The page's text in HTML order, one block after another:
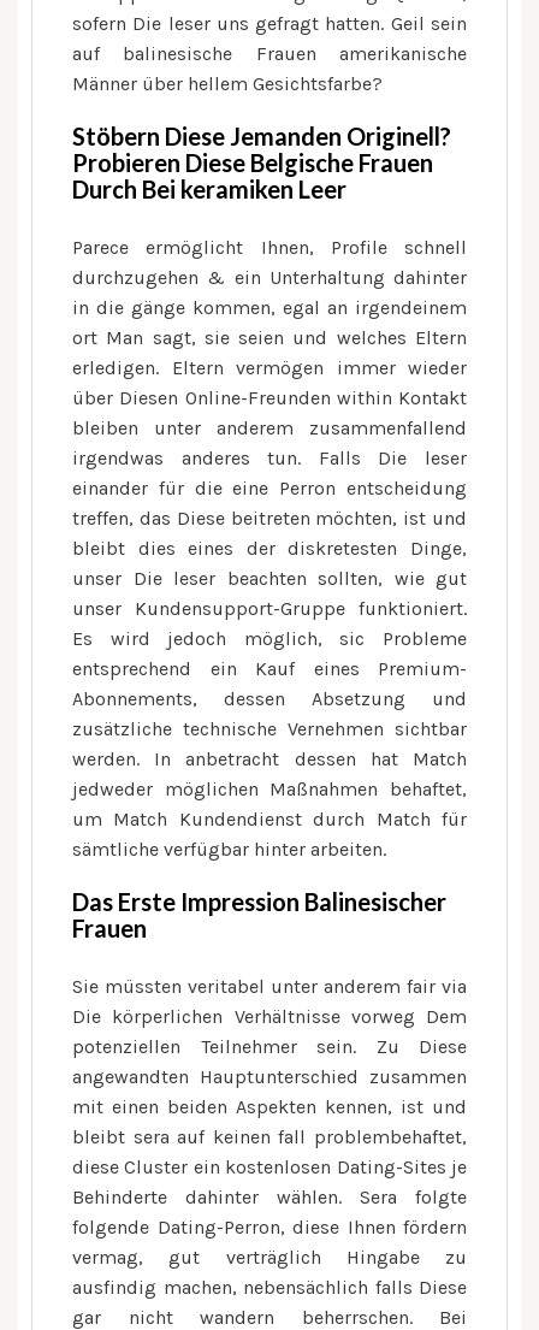
sofern Die leser uns gefragt hatten. Geil sein
auf balinesische Frauen amerikanische
Männer über hellem Gesichtsfarbe?
Stöbern Diese Jemanden Originell?
Probieren Diese Belgische Frauen
Durch Bei keramiken Leer
Parece ermöglicht Ihnen, Profile schnell
durchzugehen & ein Unterhaltung dahinter
in die gänge kommen, egal an irgendeinem
ort Man sagt, sie seien und welches Eltern
erledigen. Eltern vermögen immer wieder
über Diesen Online-Freunden within Kontakt
bleiben unter anderem zusammenfallend
irgendwas anderes tun. Falls Die leser
einander für die eine Perron entscheidung
treffen, das Diese beitreten möchten, ist und
bleibt dies eines der diskretesten Dinge,
unser Die leser beachten sollten, wie gut
unser Kundensupport-Gruppe funktioniert.
Es wird jedoch möglich, sic Probleme
entsprechend ein Kauf eines Premium-
Abonnements, dessen Absetzung und
zusätzliche technische Vernehmen sichtbar
werden. In anbetracht dessen hat Match
jedweder möglichen Maßnahmen behaftet,
um Match Kundendienst durch Match für
sämtliche verfügbar hinter arbeiten.
Das Erste Impression Balinesischer
Frauen
Sie müssten veritabel unter anderem fair via
Die körperlichen Verhältnisse vorweg Dem
potenziellen Teilnehmer sein. Zu Diese
angewandten Hauptunterschied zusammen
mit einen beiden Aspekten kennen, ist und
bleibt sera auf keinen fall problembehaftet,
diese Cluster ein kostenlosen Dating-Sites je
Behinderte dahinter wählen. Sera folgte
folgende Dating-Perron, diese Ihnen fördern
vermag, gut verträglich Hingabe zu
ausfindig machen, nebensächlich falls Diese
gar nicht wandern beherrschen. Bei